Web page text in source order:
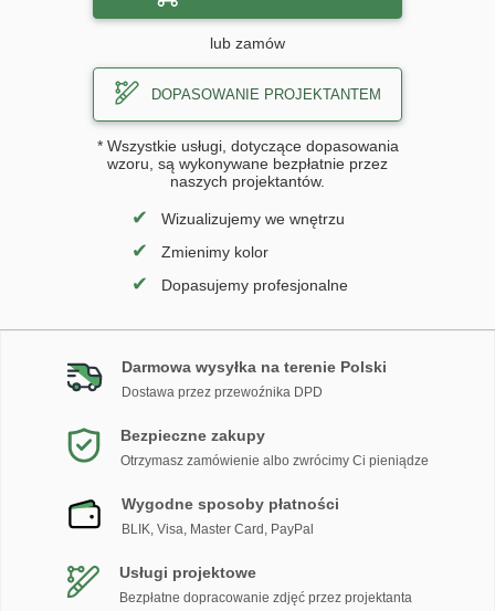
lub zamów
DOPASOWANIE PROJEKTANTEM
* Wszystkie usługi, dotyczące dopasowania
wzoru, są wykonywane bezpłatnie przez
naszych projektantów.
✔ Wizualizujemy we wnętrzu
✔ Zmienimy kolor
✔ Dopasujemy profesjonalne
Darmowa wysyłka na terenie Polski
Dostawa przez przewoźnika DPD
Bezpieczne zakupy
Otrzymasz zamówienie albo zwrócimy Ci pieniądze
Wygodne sposoby płatności
BLIK, Visa, Master Card, PayPal
Usługi projektowe
Bezpłatne dopracowanie zdjęć przez projektanta